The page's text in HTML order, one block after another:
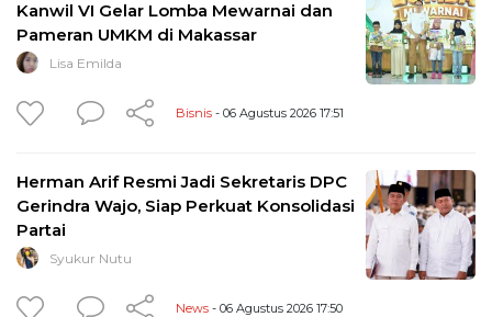
Kanwil VI Gelar Lomba Mewarnai dan
Pameran UMKM di Makassar
Lisa Emilda
Bisnis - 06 Agustus 2026 17:51
Herman Arif Resmi Jadi Sekretaris DPC
Gerindra Wajo, Siap Perkuat Konsolidasi
Partai
Syukur Nutu
News - 06 Agustus 2026 17:50